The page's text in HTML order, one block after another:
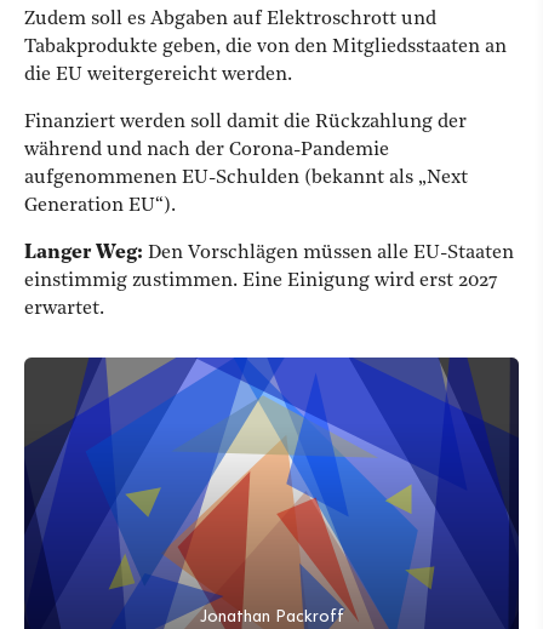
Zudem soll es Abgaben auf Elektroschrott und
Tabakprodukte geben, die von den Mitgliedsstaaten an
die EU weitergereicht werden.
Finanziert werden soll damit die Rückzahlung der
während und nach der Corona-Pandemie
aufgenommenen EU-Schulden (bekannt als „Next
Generation EU“).
Langer Weg: Den Vorschlägen müssen alle EU-Staaten
einstimmig zustimmen. Eine Einigung wird erst 2027
erwartet.
Jonathan Packroff